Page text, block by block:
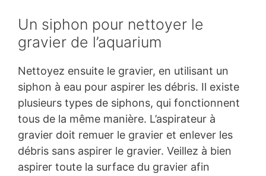
Un siphon pour nettoyer le
gravier de l’aquarium
Nettoyez ensuite le gravier, en utilisant un
siphon à eau pour aspirer les débris. Il existe
plusieurs types de siphons, qui fonctionnent
tous de la même manière. L’aspirateur à
gravier doit remuer le gravier et enlever les
débris sans aspirer le gravier. Veillez à bien
aspirer toute la surface du gravier afin